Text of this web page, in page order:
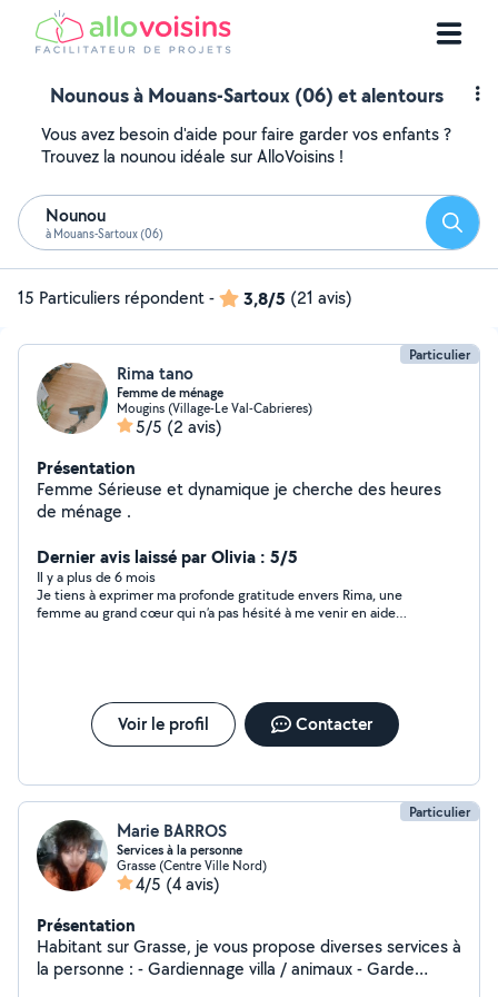
Nounous à Mouans-Sartoux (06) et alentours
Vous avez besoin d'aide pour faire garder vos enfants ?
Trouvez la nounou idéale sur AlloVoisins !
Nounou
à Mouans-Sartoux (06)
15 Particuliers répondent- 3,8/5 (21 avis)
Particulier
Rima tano
Femme de ménage
Mougins (Village-Le Val-Cabrieres)
5/5 (2 avis)
Présentation
Femme Sérieuse et dynamique je cherche des heures
de ménage .
Dernier avis laissé par Olivia : 5/5
Il y a plus de 6 mois
Je tiens à exprimer ma profonde gratitude envers Rima, une
femme au grand cœur qui n’a pas hésité à me venir en aide
recommande vivement à quiconque cherche une personne
fiable et bienveillante. Merci, Rima, pour tout ce que vous avez
fait pour moi.
Voir le profil Contacter
Particulier
Marie BARROS
Services à la personne
Grasse (Centre Ville Nord)
4/5 (4 avis)
Présentation
Habitant sur Grasse, je vous propose diverses services à
la personne : - Gardiennage villa / animaux - Garde